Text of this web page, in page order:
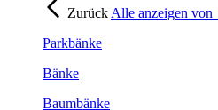
Zurück Alle anzeigen von
Parkbänke
Bänke
Baumbänke